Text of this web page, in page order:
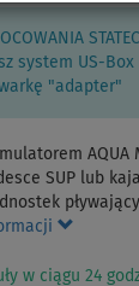
system US-
"adapter"
AQUA
SUP lub
w ciągu 24